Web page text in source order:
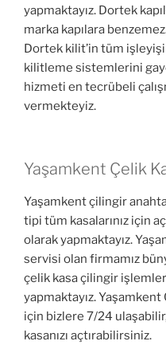
yapmaktayız. Dortek
marka kapılara
Dortek kilit’in tüm
kilitleme sistemlerini
hizmeti en tecrübeli
vermekteyiz.
Yaşamkent Çelik
Yaşamkent çilingir
tipi tüm kasalarınız için
olarak yapmaktayız.
servisi olan firmamız
çelik kasa çilingir
yapmaktayız.
için bizlere 7/24
kasanızı açtırabilirsiniz.